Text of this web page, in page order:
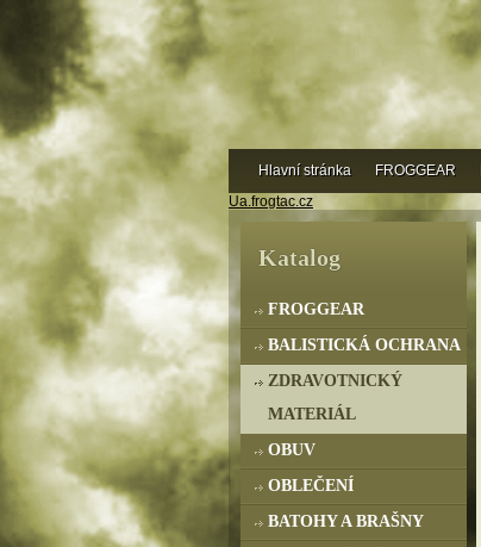
Ua.frogtac.cz
Katalog
FROGGEAR
BALISTICKÁ OCHRANA
ZDRAVOTNICKÝ
MATERIÁL
OBUV
OBLEČENÍ
BATOHY A BRAŠNY
Hlavní stránka FROGGEAR